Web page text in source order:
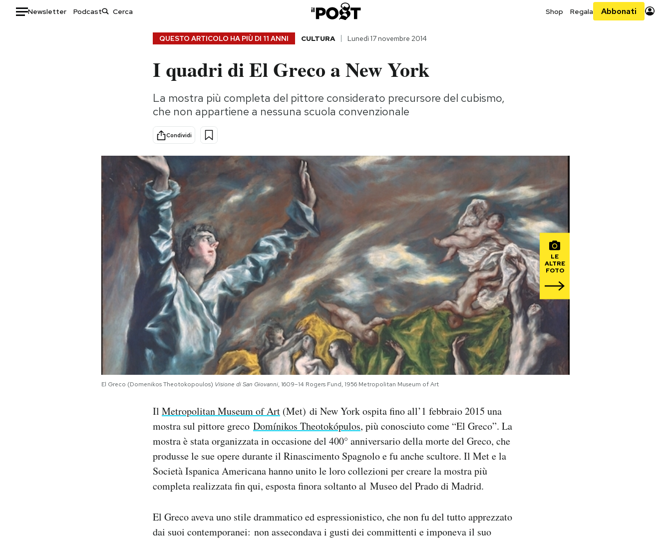
Newsletter Podcast Shop Regala Abbonati
Consumismi
Storie/Idee
Ok Boomer!
Media
Altrecose
Mondiali calcio 2026
QUESTO ARTICOLO HA PIÙ DI 11 ANNI CULTURA Lunedì 17 novembre 2014
I quadri di El Greco a New York
La mostra più completa del pittore considerato precursore del cubismo,
che non appartiene a nessuna scuola convenzionale
Condividi
LE
ALTRE
FOTO
El Greco (Domenikos Theotokopoulos) Visione di San Giovanni, 1609–14 Rogers Fund, 1956 Metropolitan Museum of Art
Il Metropolitan Museum of Art (Met) di New York ospita fino all’1 febbraio 2015 una
mostra sul pittore greco Domínikos Theotokópulos, più conosciuto come “El Greco”. La
mostra è stata organizzata in occasione del 400° anniversario della morte del Greco, che
produsse le sue opere durante il Rinascimento Spagnolo e fu anche scultore. Il Met e la
Società Ispanica Americana hanno unito le loro collezioni per creare la mostra più
completa realizzata fin qui, esposta finora soltanto al Museo del Prado di Madrid.
El Greco aveva uno stile drammatico ed espressionistico, che non fu del tutto apprezzato
dai suoi contemporanei: non assecondava i gusti dei committenti e imponeva il suo